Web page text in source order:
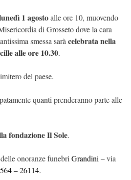
1 agostoalle ore 10, muovendo
di Grosseto dove la cara
smessa saràcelebrata nella
alle ore 10.30.
del paese.
quanti prenderanno parte alle
fondazione Il Sole.
onoranze funebriGrandini– via
– 26114.